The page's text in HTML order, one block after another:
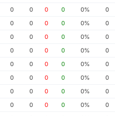
0
0%
0
0
0
0
0
0%
0
0
0
0
0
0%
0
0
0
0
0
0%
0
0
0
0
0
0%
0
0
0
0
0
0%
0
0
0
0
0
0%
0
0
0
0
0
0%
0
0
0
0